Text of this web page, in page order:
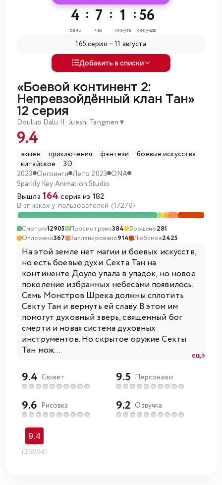
4
день
: 7
час
: 1
минута
:55
секунда
165 серия — 11 августа
Добавить в списки
«Боевой континент 2:
Непревзойдённый клан Тан»
12 серия
Douluo Dalu II: Jueshi Tangmen ▼
9.4
экшен приключения фэнтези
боевые искусства
китайское
3D
2023 Онгоинги Лето 2023 ONA
Sparkly Key Animation Studio
Вышла 164 серия из 182
В списках у пользователей (17276)
Смотрю12905 Просмотрено384 Брошено281
Отложено367 Запланировано914 Любимое2425
На этой земле нет магии и боевых искусств,
но есть боевые духи. Секта Тан на
континенте Доуло упала в упадок, но новое
поколение избранных небесами появилось.
Семь Монстров Шрека должны сплотить
Секту Тан и вернуть ей славу. В этом им
помогут духовный зверь, священный бог
смерти и новая система духовных
инструментов. Но скрытое оружие Секты
Тан мож...
ещё
9.4 Сюжет 9.5 Персонажи
9.6 Рисовка 9.2 Озвучка
9.4
(16894)